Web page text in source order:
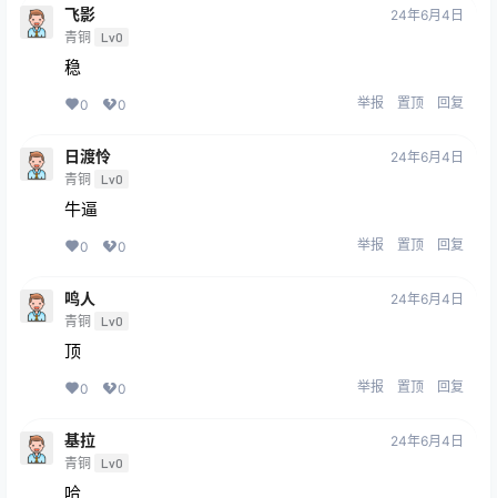
飞影
青铜 Lv0
24年6月4日
稳
0 0 举报 置顶 回复
日渡怜
青铜 Lv0
24年6月4日
牛逼
0 0 举报 置顶 回复
鸣人
青铜 Lv0
24年6月4日
顶
0 0 举报 置顶 回复
基拉
青铜 Lv0
24年6月4日
哈